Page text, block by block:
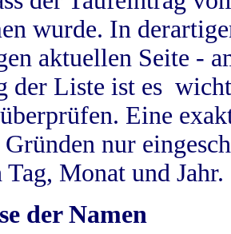
wurde. In
aktuellen Seite -
der Liste ist es
Eine
Gründen nur
Monat und Jahr.
der Namen